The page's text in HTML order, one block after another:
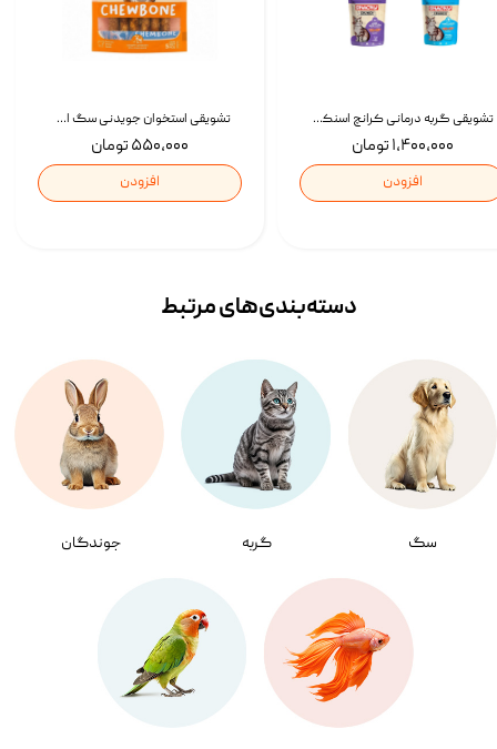
تشویقی استخوان جویدنی سگ اسنکی کرانچی با طعم مرغ Snacky Crunchy Munchy وزن 100 گرم
۵۵۰,۰۰۰ تومان
افزودن
تشویقی گربه درمانی کرانچ اسنکی با طعم میکس Snacky Crunch Cat Treats وزن 60 گرم بسته 4 عددی
۱,۴۰۰,۰۰۰ تومان
افزودن
سگ گربه جوندگان
دسته‌بندی‌‌های مرتبط